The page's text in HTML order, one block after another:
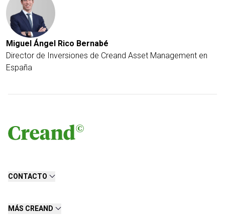
Miguel Ángel Rico Bernabé
Director de Inversiones de Creand Asset Management en
España
CONTACTO
MÁS CREAND